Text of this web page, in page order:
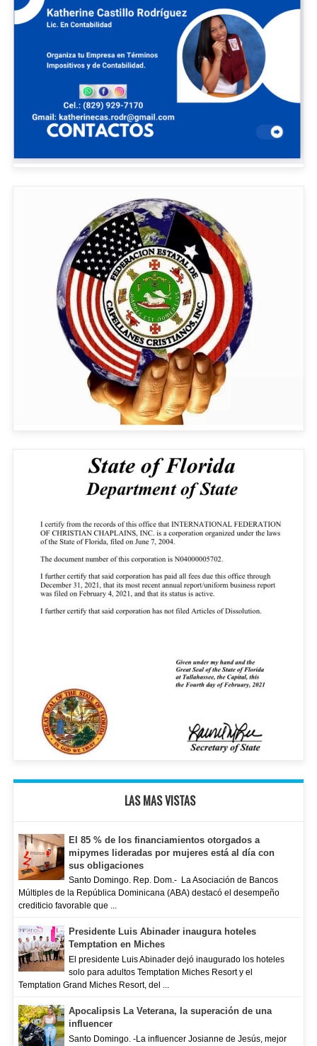
LAS MAS VISTAS
El 85 % de los financiamientos otorgados a
mipymes lideradas por mujeres está al día con
sus obligaciones
Santo Domingo. Rep. Dom.- La Asociación de Bancos
Múltiples de la República Dominicana (ABA) destacó el desempeño
crediticio favorable que ...
Presidente Luis Abinader inaugura hoteles
Temptation en Miches
El presidente Luis Abinader dejó inaugurado los hoteles
solo para adultos Temptation Miches Resort y el
Temptation Grand Miches Resort, del ...
Apocalipsis La Veterana, la superación de una
influencer
Santo Domingo. -La influencer Josianne de Jesús, mejor